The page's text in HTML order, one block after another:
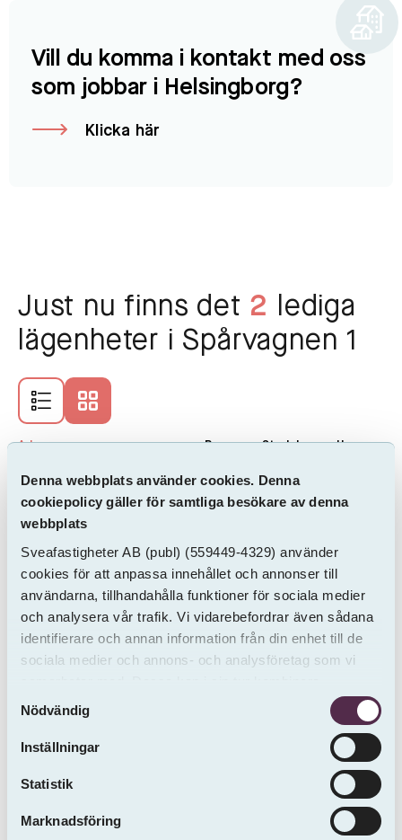
Denna webbplats använder cookies. Denna
cookiepolicy gäller för samtliga besökare av denna
webbplats
Sveafastigheter AB (publ) (559449-4329) använder
cookies för att anpassa innehållet och annonser till
användarna, tillhandahålla funktioner för sociala medier
och analysera vår trafik. Vi vidarebefordrar även sådana
identifierare och annan information från din enhet till de
sociala medier och annons- och analysföretag som vi
informationen med annan information som du har
tillhandahållit eller som de har samlat in från andra än
oss.
Samtyckesval
Nödvändig
Inställningar
Statistik
Marknadsföring
Vill du komma i kontakt med oss
som jobbar i Helsingborg?
Klicka här
Just nu finns det 2 lediga
lägenheter i Spårvagnen 1
Adress Rum Storlek Hyra
Helsingborg
Inflytt 2026-10-01